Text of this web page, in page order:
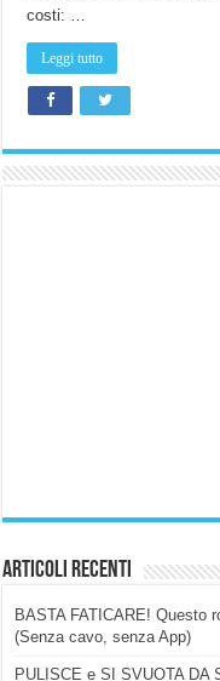
costi: …
Leggi tutto
Articoli Recenti
BASTA FATICARE! Questo
(Senza cavo, senza App)
PULISCE e SI SVUOTA DA